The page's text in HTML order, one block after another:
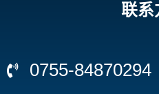
联系
0755-84870294